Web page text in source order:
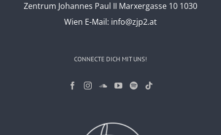
Zentrum Johannes Paul II Marxergasse 10 1030
Wien E-Mail: info@zjp2.at
CONNECTE DICH MIT UNS!